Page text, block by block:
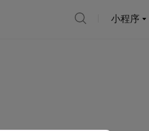
小程序